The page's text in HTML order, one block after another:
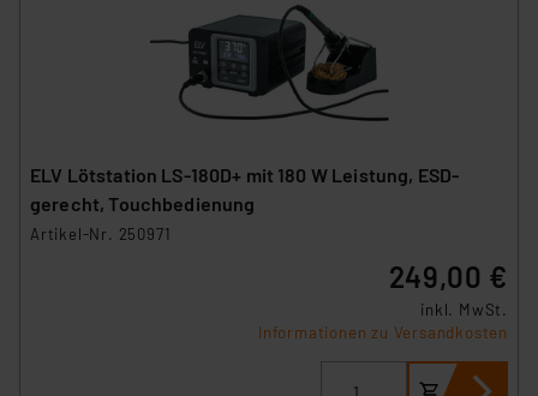
ELV Lötstation LS-180D+ mit 180 W Leistung, ESD-
gerecht, Touchbedienung
Artikel-Nr. 250971
249,00 €
inkl. MwSt.
Informationen zu Versandkosten